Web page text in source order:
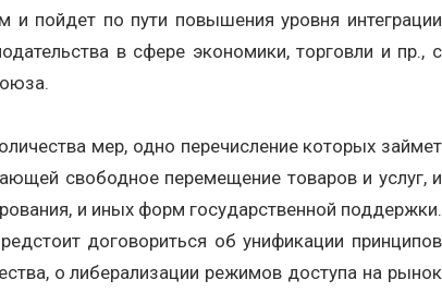
и пойдет по пути повышения уровня интеграции
в сфере экономики, торговли и пр., с
мер, одно перечисление которых займет
свободное перемещение товаров и услуг, и
и иных форм государственной поддержки.
договориться об унификации принципов
о либерализации режимов доступа на рынок